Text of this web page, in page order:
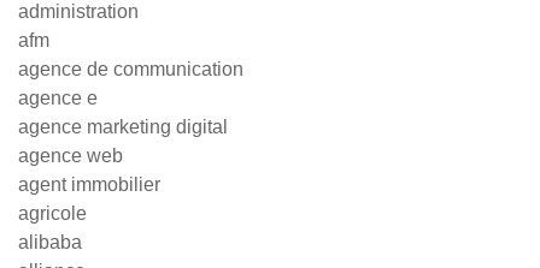
administration
afm
agence de communication
agence e
agence marketing digital
agence web
agent immobilier
agricole
alibaba